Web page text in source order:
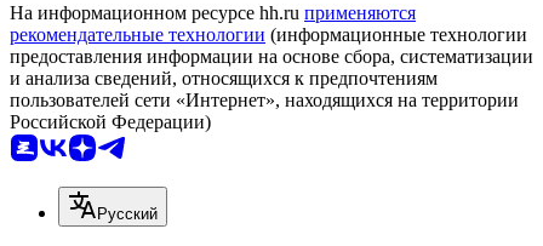
На информационном ресурсе hh.ru применяются
рекомендательные технологии (информационные технологии
предоставления информации на основе сбора, систематизации
и анализа сведений, относящихся к предпочтениям
пользователей сети «Интернет», находящихся на территории
Российской Федерации)
Русский